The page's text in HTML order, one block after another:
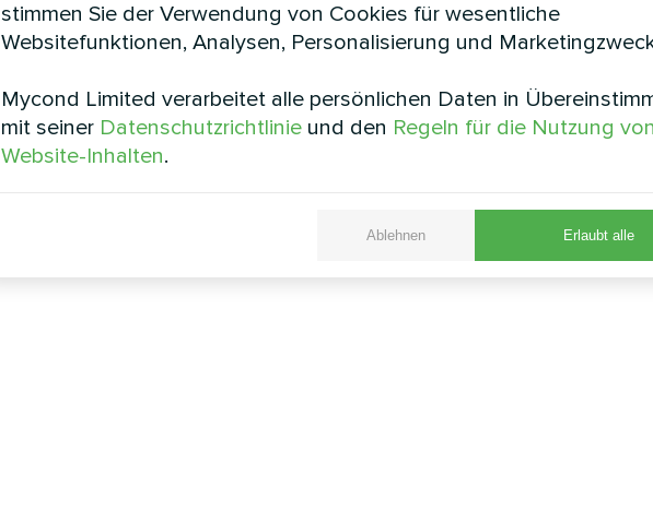
stimmen Sie der Verwendung von Cookies für wesentliche
Websitefunktionen, Analysen, Personalisierung und
Mycond Limited verarbeitet alle persönlichen Daten in
mit seiner Datenschutzrichtlinie und den Regeln für die Nutzung von
Website-Inhalten.
Ablehnen Erlaubt alle